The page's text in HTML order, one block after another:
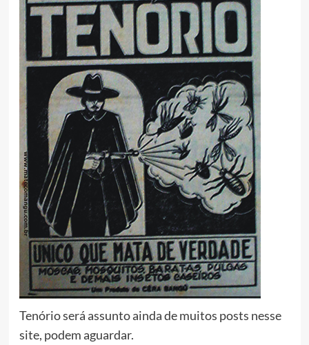
Tenório será assunto ainda de muitos posts nesse
site, podem aguardar.